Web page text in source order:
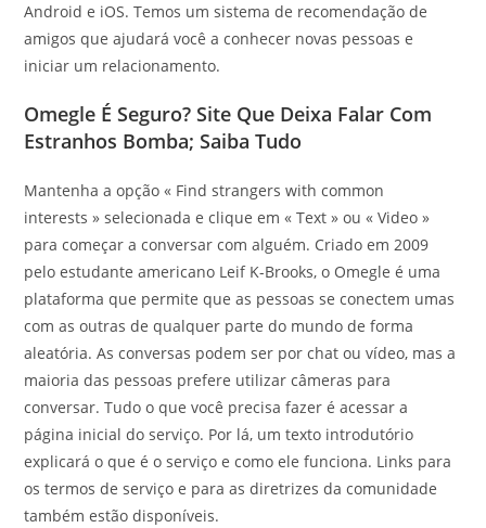
Android e iOS. Temos um sistema de recomendação de
amigos que ajudará você a conhecer novas pessoas e
iniciar um relacionamento.
Omegle É Seguro? Site Que Deixa Falar Com
Estranhos Bomba; Saiba Tudo
Mantenha a opção « Find strangers with common
interests » selecionada e clique em « Text » ou « Video »
para começar a conversar com alguém. Criado em 2009
pelo estudante americano Leif K-Brooks, o Omegle é uma
plataforma que permite que as pessoas se conectem umas
com as outras de qualquer parte do mundo de forma
aleatória. As conversas podem ser por chat ou vídeo, mas a
maioria das pessoas prefere utilizar câmeras para
conversar. Tudo o que você precisa fazer é acessar a
página inicial do serviço. Por lá, um texto introdutório
explicará o que é o serviço e como ele funciona. Links para
os termos de serviço e para as diretrizes da comunidade
também estão disponíveis.